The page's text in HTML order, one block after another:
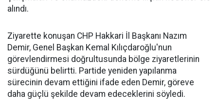
alındı.
Ziyarette konuşan CHP Hakkari İl Başkanı Nazım
Demir, Genel Başkan Kemal Kılıçdaroğlu'nun
görevlendirmesi doğrultusunda bölge ziyaretlerinin
sürdüğünü belirtti. Partide yeniden yapılanma
sürecinin devam ettiğini ifade eden Demir, göreve
daha güçlü şekilde devam edeceklerini söyledi.